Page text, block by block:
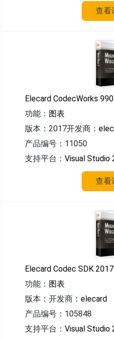
查看
Elecard CodecWorks 990
功能： 图表
版本：2017开发商：
产品编号：11050
支持平台： Visual Studio
查看
Elecard Codec SDK 2017
功能： 图表
版本： 开发商： elecard
产品编号：105848
支持平台： Visual Studio